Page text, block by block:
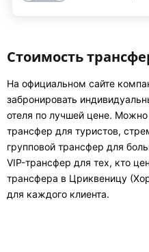
Стоимость
На официальном сайте
забронировать
отеля по лучшей цене. Можно
трансфер для туристов,
групповой трансфер для
VIP-трансфер для тех, кто
трансфера в Цриквеницу
для каждого клиента.